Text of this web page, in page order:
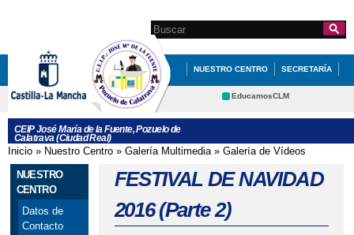
contenido
principalFormulario de
búsqueda
Search this site
NUESTRO CENTRO SECRETARÍA
EDUCACIÓN QUÉ HACEMOS
EducamosCLM
Contacto Cultura
Deportes
CEIP José María de la Fuente, Pozuelo de
Calatrava (Ciudad Real)
Se encuentra usted aquí
Inicio » Nuestro Centro » Galería Multimedia» Galería de Vídeos
NUESTRO
CENTRO
Datos de
Contacto
FESTIVAL DE NAVIDAD
2016 (Parte 2)